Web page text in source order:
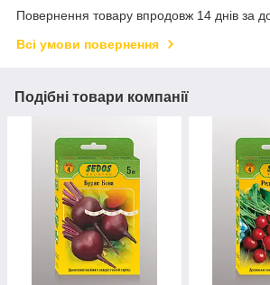
Повернення товару впродовж 14 днів за
Всі умови повернення
Подібні товари компанії